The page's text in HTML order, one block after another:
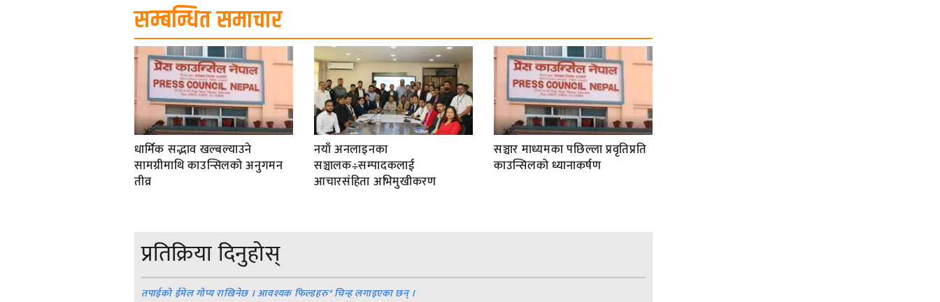
सम्बन्धित समाचार
धार्मिक सद्भाव खल्बल्याउने
सामग्रीमाथि काउन्सिलको अनुगमन
तीव्र
नयाँ अनलाइनका
सञ्चालक÷सम्पादकलाई
आचारसंहिता अभिमुखीकरण
सञ्चार माध्यमका पछिल्ला प्रवृतिप्रति
काउन्सिलको ध्यानाकर्षण
प्रतिक्रिया दिनुहोस्
तपाईको ईमेल गोप्य राखिनेछ । आवश्यक फिल्डहरु*चिन्ह लगाइएका छन् ।